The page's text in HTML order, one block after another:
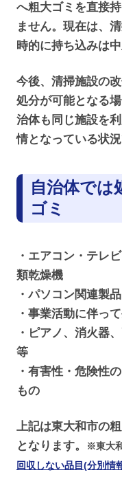
へ粗大ゴミを直接
ません。現在は、
時的に持ち込みは
今後、清掃施設の
処分が可能となる
治体も同じ施設を
情となっている状況
自治体では
ゴミ
・エアコン・テレ
類乾燥機
・パソコン関連製品
・事業活動に伴っ
・ピアノ、消火器
等
・有害性・危険性
もの
上記は東大和市の
となります。
※東大
回収しない品目(分別情